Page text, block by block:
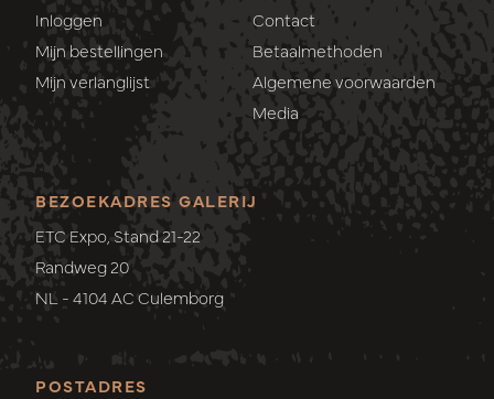
Inloggen
Mijn bestellingen
Mijn verlanglijst
Contact
Betaalmethoden
Algemene voorwaarden
Media
POSTADRES
BEZOEKADRES GALERIJ
ETC Expo, Stand 21-22
Randweg 20
NL - 4104 AC Culemborg